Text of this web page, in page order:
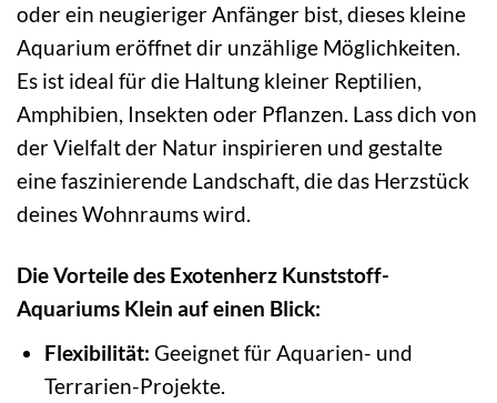
oder ein neugieriger Anfänger bist, dieses kleine
Aquarium eröffnet dir unzählige Möglichkeiten.
Es ist ideal für die Haltung kleiner Reptilien,
Amphibien, Insekten oder Pflanzen. Lass dich von
der Vielfalt der Natur inspirieren und gestalte
eine faszinierende Landschaft, die das Herzstück
deines Wohnraums wird.
Die Vorteile des Exotenherz Kunststoff-
Aquariums Klein auf einen Blick:
Flexibilität: Geeignet für Aquarien- und
Terrarien-Projekte.